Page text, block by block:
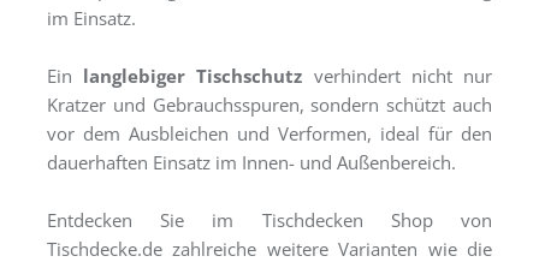
im Einsatz.
Ein langlebiger Tischschutz verhindert nicht nur
Kratzer und Gebrauchsspuren, sondern schützt auch
vor dem Ausbleichen und Verformen, ideal für den
dauerhaften Einsatz im Innen- und Außenbereich.
Entdecken Sie im Tischdecken Shop von
Tischdecke.de zahlreiche weitere Varianten wie die